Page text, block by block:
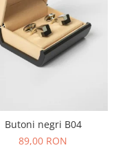
Butoni negri B04
89,00 RON